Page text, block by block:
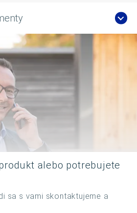
alebo potrebujete
sa s vami skontaktujeme a